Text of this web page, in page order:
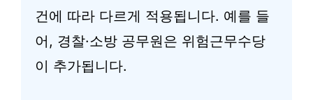
건에 따라 다르게 적용됩니다. 예를 들
어, 경찰·소방 공무원은 위험근무수당
이 추가됩니다.